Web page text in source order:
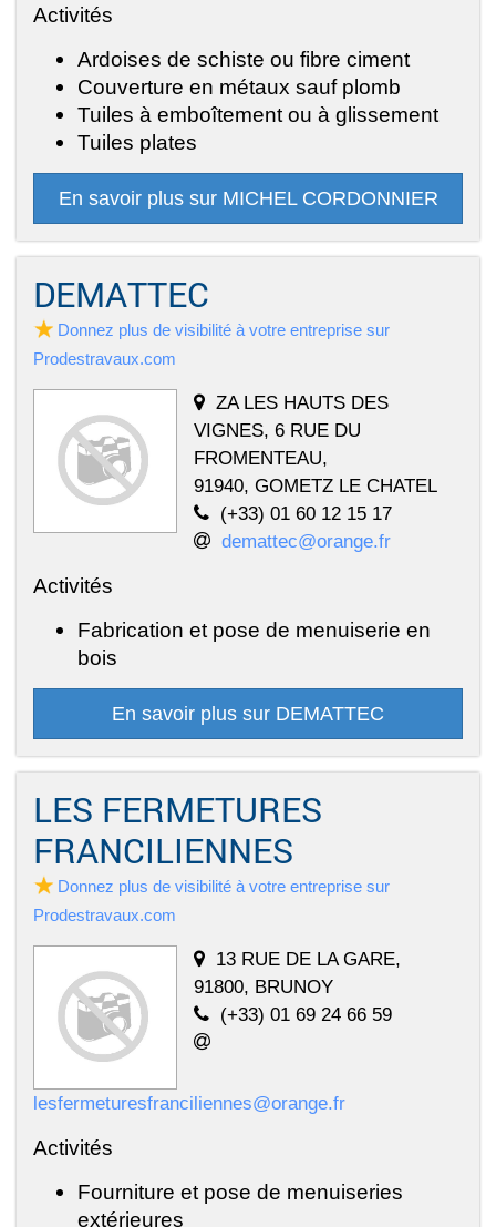
Activités
Ardoises de schiste ou fibre ciment
Couverture en métaux sauf plomb
Tuiles à emboîtement ou à glissement
Tuiles plates
En savoir plus sur MICHEL CORDONNIER
DEMATTEC
Donnez plus de visibilité à votre entreprise sur
Prodestravaux.com
ZA LES HAUTS DES
VIGNES, 6 RUE DU
FROMENTEAU,
91940, GOMETZ LE CHATEL
(+33) 01 60 12 15 17
demattec@orange.fr
Activités
Fabrication et pose de menuiserie en
bois
En savoir plus sur DEMATTEC
LES FERMETURES
FRANCILIENNES
Donnez plus de visibilité à votre entreprise sur
Prodestravaux.com
13 RUE DE LA GARE,
91800, BRUNOY
(+33) 01 69 24 66 59
lesfermeturesfranciliennes@orange.fr
Activités
Fourniture et pose de menuiseries
extérieures